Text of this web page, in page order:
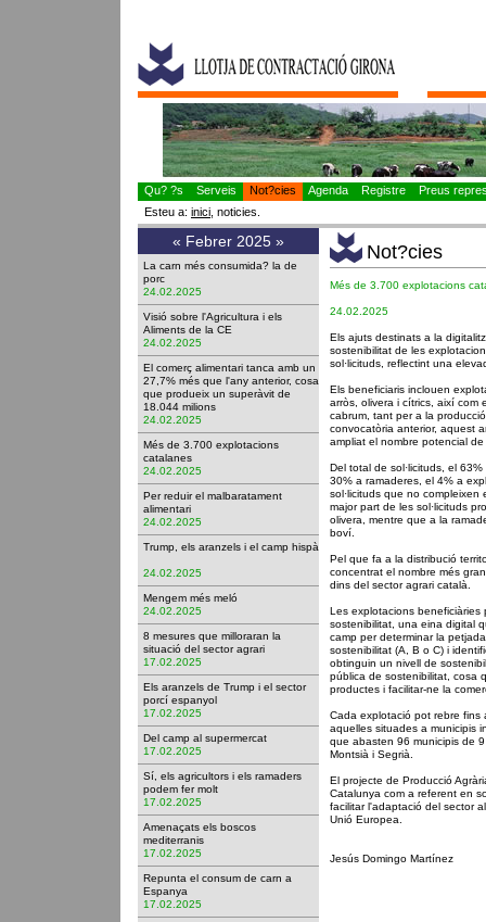
Qu? ?s Serveis Not?cies Agenda Registre
Preus
Esteu a: inici , noticies.
« Febrer 2025 »
La carn més consumida? la de
porc
24.02.2025
Visió sobre l'Agricultura i els
Aliments de la CE
24.02.2025
El comerç alimentari tanca amb un
27,7% més que l'any anterior, cosa
que produeix un superàvit de
18.044 milions
24.02.2025
Més de 3.700 explotacions
catalanes
24.02.2025
Per reduir el malbaratament
alimentari
24.02.2025
Trump, els aranzels i el camp hispà
24.02.2025
Mengem més meló
24.02.2025
8 mesures que milloraran la
situació del sector agrari
17.02.2025
Els aranzels de Trump i el sector
porcí espanyol
17.02.2025
Del camp al supermercat
17.02.2025
Sí, els agricultors i els ramaders
podem fer molt
17.02.2025
Amenaçats els boscos
mediterranis
17.02.2025
Repunta el consum de carn a
Espanya
17.02.2025
Not?cies
Més de 3.700 explotacions
24.02.2025
Els ajuts destinats a la
sostenibilitat de les
sol·licituds, reflectint una
Els beneficiaris inclouen
arròs, olivera i cítrics, així com
cabrum, tant per a la
convocatòria anterior, aquest
ampliat el nombre potencial
Del total de sol·licituds, el
30% a ramaderes, el 4% a
sol·licituds que no
major part de les sol·licituds
olivera, mentre que a la
boví.
Pel que fa a la distribució
concentrat el nombre més
dins del sector agrari català.
Les explotacions
sostenibilitat, una eina digital
camp per determinar la
sostenibilitat (A, B o C) i
obtinguin un nivell de
pública de sostenibilitat, cosa
productes i facilitar-ne la
Cada explotació pot rebre
aquelles situades a municipis
que abasten 96 municipis de
Montsià i Segrià.
El projecte de Producció
Catalunya com a referent en
facilitar l'adaptació del sector
Unió Europea.
Jesús Domingo Martínez